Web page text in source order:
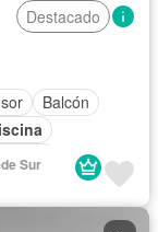
Destacado
Balcón
Sur